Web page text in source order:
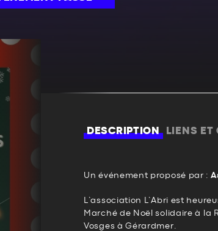
DESCRIPTION LIENS ET
Un événement proposé par :
L’association L’Abri est
Marché de Noël solidaire à la
Vosges à Gérardmer.